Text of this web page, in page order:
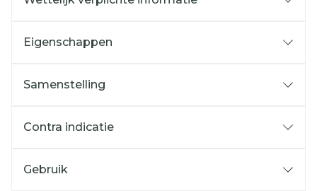
Eigenschappen
Samenstelling
Contra indicatie
Gebruik